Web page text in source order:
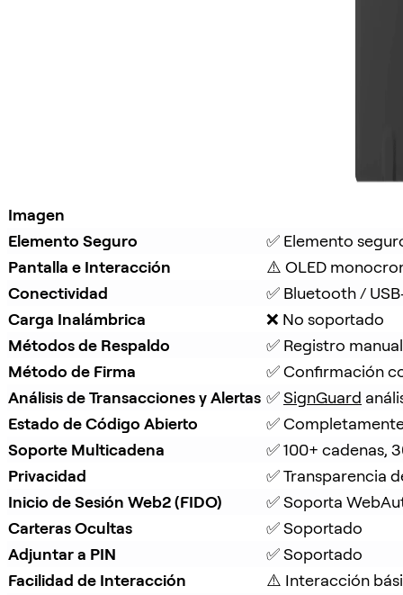
Imagen
Elemento Seguro
✅ Elemento
Pantalla e Interacción
⚠️ OLED
Conectividad
✅ Bluetooth /
Carga Inalámbrica
❌ No soportado
Métodos de Respaldo
✅ Registro
Método de Firma
✅ Confirmación
Análisis de Transacciones y Alertas ✅ SignGuard
Estado de Código Abierto
✅
Soporte Multicadena
✅ 100+ cadenas,
Privacidad
✅ Transparencia
Inicio de Sesión Web2 (FIDO)
✅ Soporta
Carteras Ocultas
✅ Soportado
Adjuntar a PIN
✅ Soportado
Facilidad de Interacción
⚠️ Interacción